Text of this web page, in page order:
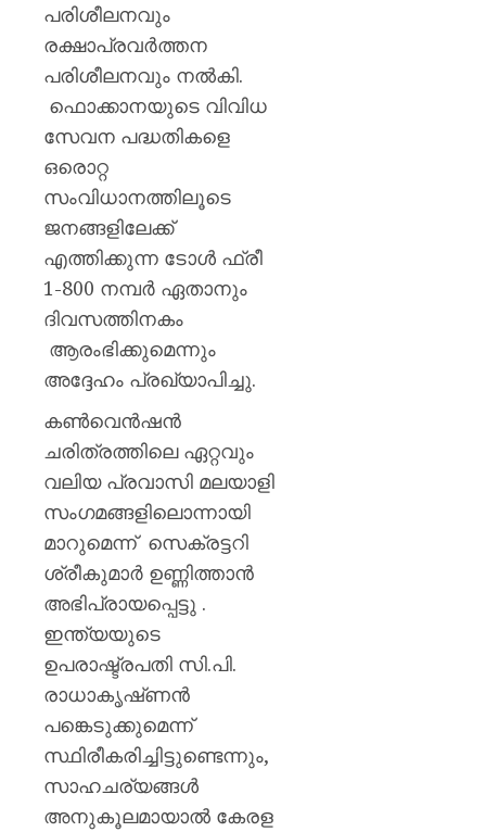
പരിശീലനവും
രക്ഷാപ്രവർത്തന
പരിശീലനവും നൽകി.
ഫൊക്കാനയുടെ വിവിധ
സേവന പദ്ധതികളെ
ഒരൊറ്റ
സംവിധാനത്തിലൂടെ
ജനങ്ങളിലേക്ക്
എത്തിക്കുന്ന ടോൾ ഫ്രീ
1-800 നമ്പർ ഏതാനും
ദിവസത്തിനകം
ആരംഭിക്കുമെന്നും
അദ്ദേഹം പ്രഖ്യാപിച്ചു.
കൺവെൻഷൻ
ചരിത്രത്തിലെ ഏറ്റവും
വലിയ പ്രവാസി മലയാളി
സംഗമങ്ങളിലൊന്നായി
മാറുമെന്ന് സെക്രട്ടറി
ശ്രീകുമാർ ഉണ്ണിത്താൻ
അഭിപ്രായപ്പെട്ടു .
ഇന്ത്യയുടെ
ഉപരാഷ്ട്രപതി സി.പി.
രാധാകൃഷ്‌ണൻ
പങ്കെടുക്കുമെന്ന്
സ്ഥിരീകരിച്ചിട്ടുണ്ടെന്നും,
സാഹചര്യങ്ങൾ
അനുകൂലമായാൽ കേരള